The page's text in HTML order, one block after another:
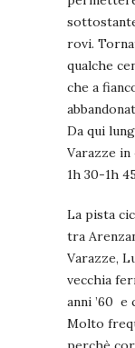
rovi.
qualche
che a
Da qui
Varazze
1h 30-1h
La pista
tra
Varazze,
vecchia
anni ’60 e
Molto